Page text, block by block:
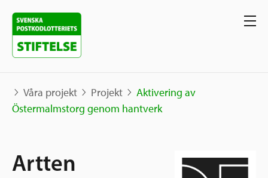
Projekt
Våra projekt Projekt
Aktivering av
Östermalmstorg genom hantverk
Artten